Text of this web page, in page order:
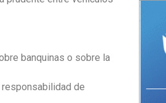
banquinas o sobre la
de